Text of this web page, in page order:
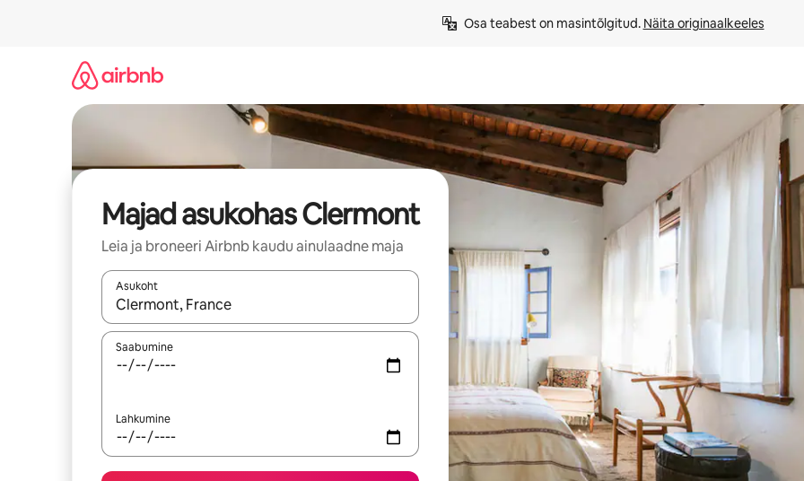
Osa teabest on masintõlgitud. Näita originaalkeeles
Majad asukohas Clermont
Leia ja broneeri Airbnb kaudu ainulaadne maja
Asukoht
Kui tulemused on kuvatud, liigu ekraanil nooleklahvidega või puuduta või tõmba mööda ekraani.
Saabumine
Lahkumine